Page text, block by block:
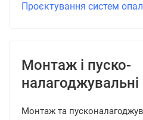
Проєктування систем
Монтаж і пуско-
Монтаж та